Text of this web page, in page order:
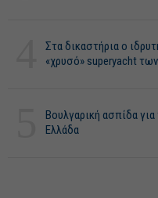
Στα δικαστήρια ο
«χρυσό» superyacht
Βουλγαρική ασπίδα
Ελλάδα